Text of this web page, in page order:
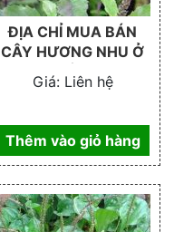
ĐỊA CHỈ MUA BÁN
CÂY HƯƠNG NHU Ở
ĐÂU
Giá:Liên hệ
Thêm vào giỏ hàng